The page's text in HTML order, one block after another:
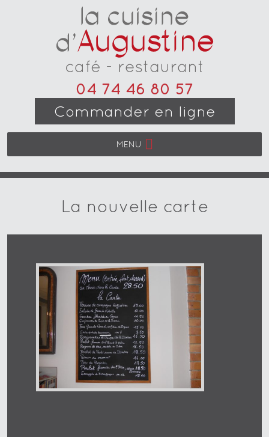
04 74 46 80 57
Commander en ligne
MENU
La nouvelle carte